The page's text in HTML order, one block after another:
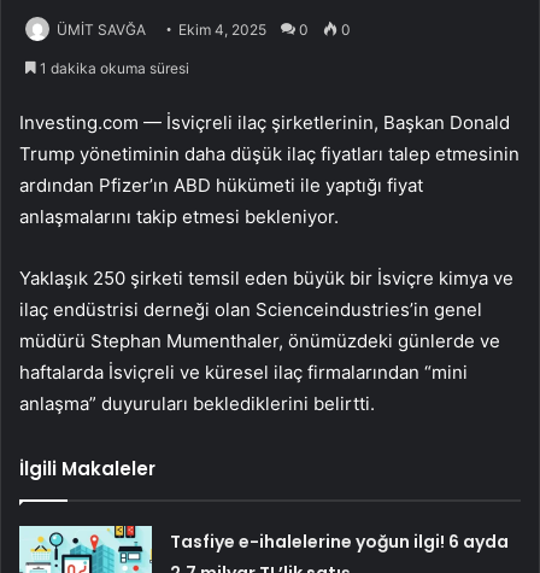
ÜMİT SAVĞA Ekim 4, 2025 0 0
1 dakika okuma süresi
Investing.com — İsviçreli ilaç şirketlerinin, Başkan Donald
Trump yönetiminin daha düşük ilaç fiyatları talep etmesinin
ardından Pfizer’ın ABD hükümeti ile yaptığı fiyat
anlaşmalarını takip etmesi bekleniyor.
Yaklaşık 250 şirketi temsil eden büyük bir İsviçre kimya ve
ilaç endüstrisi derneği olan Scienceindustries’in genel
müdürü Stephan Mumenthaler, önümüzdeki günlerde ve
haftalarda İsviçreli ve küresel ilaç firmalarından “mini
anlaşma” duyuruları beklediklerini belirtti.
İlgili Makaleler
Tasfiye e-ihalelerine yoğun ilgi! 6 ayda